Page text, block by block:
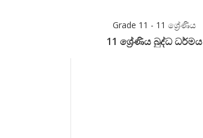
Grade 11 - 11 ශ්‍රේණිය
11 ශ්‍රේණිය බුද්ධ ධර්මය